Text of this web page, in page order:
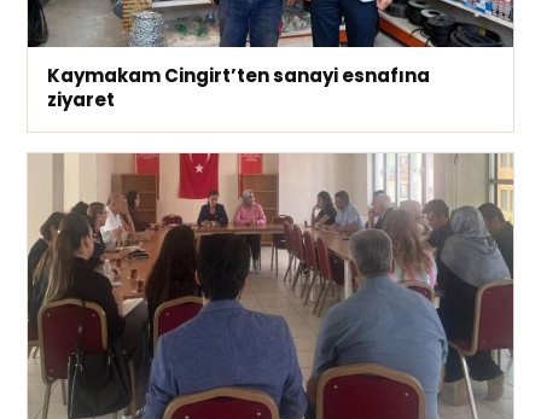
Kaymakam Cingirt’ten sanayi esnafına
ziyaret